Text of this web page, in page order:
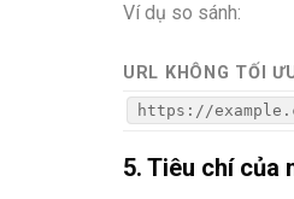
Ví dụ so sánh:
URL KHÔNG TỐI
https://
5. Tiêu chí của